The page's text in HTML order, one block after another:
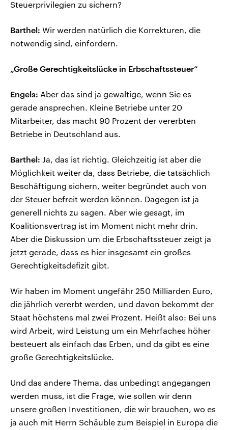
Steuerprivilegien zu sichern?
Barthel: Wir werden natürlich die Korrekturen, die
notwendig sind, einfordern.
„Große Gerechtigkeitslücke in Erbschaftssteuer“
Engels: Aber das sind ja gewaltige, wenn Sie es
gerade ansprechen. Kleine Betriebe unter 20
Mitarbeiter, das macht 90 Prozent der vererbten
Betriebe in Deutschland aus.
Barthel: Ja, das ist richtig. Gleichzeitig ist aber die
Möglichkeit weiter da, dass Betriebe, die tatsächlich
Beschäftigung sichern, weiter begründet auch von
der Steuer befreit werden können. Dagegen ist ja
generell nichts zu sagen. Aber wie gesagt, im
Koalitionsvertrag ist im Moment nicht mehr drin.
Aber die Diskussion um die Erbschaftssteuer zeigt ja
jetzt gerade, dass es hier insgesamt ein großes
Gerechtigkeitsdefizit gibt.
Wir haben im Moment ungefähr 250 Milliarden Euro,
die jährlich vererbt werden, und davon bekommt der
Staat höchstens mal zwei Prozent. Heißt also: Bei uns
wird Arbeit, wird Leistung um ein Mehrfaches höher
besteuert als einfach das Erben, und da gibt es eine
große Gerechtigkeitslücke.
Und das andere Thema, das unbedingt angegangen
werden muss, ist die Frage, wie sollen wir denn
unsere großen Investitionen, die wir brauchen, wo es
ja auch mit Herrn Schäuble zum Beispiel in Europa die